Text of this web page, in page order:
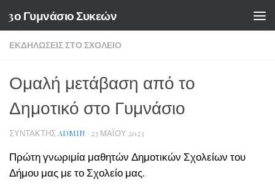
Skip to content
3ο Γυμνάσιο Συκεών
ΕΚΔΗΛΏΣΕΙΣ ΣΤΟ ΣΧΟΛΕΊΟ
Ομαλή μετάβαση από το
Δημοτικό στο Γυμνάσιο
ΣΥΝΤΆΚΤΗΣ ADMIN · 23 ΜΑΪ́ΟΥ 2023
Πρώτη γνωριμία μαθητών Δημοτικών Σχολείων του
Δήμου μας με το Σχολείο μας.